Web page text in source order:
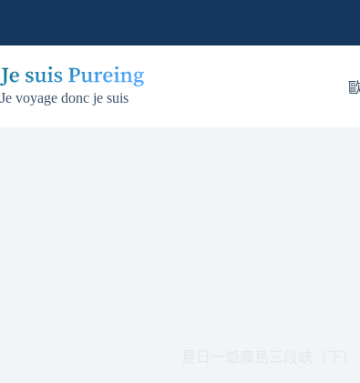
要
內
Je voyage donc je suis